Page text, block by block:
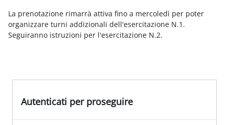
La prenotazione rimarrà attiva fino a mercoledì per poter
organizzare turni addizionali dell'esercitazione N.1.
Seguiranno istruzioni per l'esercitazione N.2.
Autenticati per proseguire